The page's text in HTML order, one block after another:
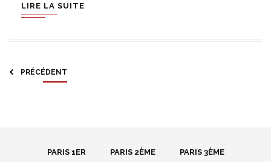
LIRE LA SUITE
PRÉCÉDENT
PARIS 1ER PARIS 2ÈME PARIS 3ÈME